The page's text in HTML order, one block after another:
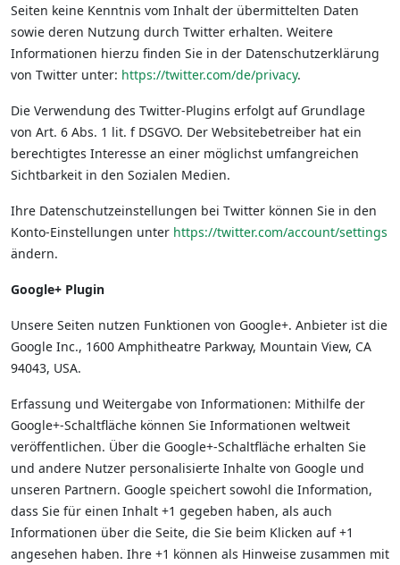
Seiten keine Kenntnis vom Inhalt der übermittelten Daten
sowie deren Nutzung durch Twitter erhalten. Weitere
Informationen hierzu finden Sie in der Datenschutzerklärung
von Twitter unter: https://twitter.com/de/privacy.
Die Verwendung des Twitter-Plugins erfolgt auf Grundlage
von Art. 6 Abs. 1 lit. f DSGVO. Der Websitebetreiber hat ein
berechtigtes Interesse an einer möglichst umfangreichen
Sichtbarkeit in den Sozialen Medien.
Ihre Datenschutzeinstellungen bei Twitter können Sie in den
Konto-Einstellungen unter https://twitter.com/account/settings
ändern.
Google+ Plugin
Unsere Seiten nutzen Funktionen von Google+. Anbieter ist die
Google Inc., 1600 Amphitheatre Parkway, Mountain View, CA
94043, USA.
Erfassung und Weitergabe von Informationen: Mithilfe der
Google+-Schaltfläche können Sie Informationen weltweit
veröffentlichen. Über die Google+-Schaltfläche erhalten Sie
und andere Nutzer personalisierte Inhalte von Google und
unseren Partnern. Google speichert sowohl die Information,
dass Sie für einen Inhalt +1 gegeben haben, als auch
Informationen über die Seite, die Sie beim Klicken auf +1
angesehen haben. Ihre +1 können als Hinweise zusammen mit